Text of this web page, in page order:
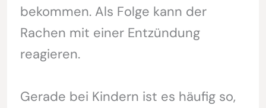
bekommen. Als Folge kann der
Rachen mit einer Entzündung
reagieren.
Gerade bei Kindern ist es häufig so,